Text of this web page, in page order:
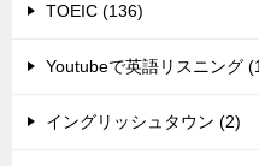
TOEIC (136)
Youtubeで英語リスニング
イングリッシュタウン (2)